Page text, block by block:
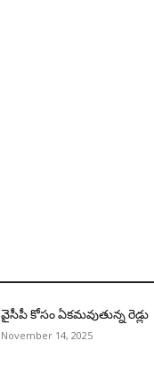
వైసీపీ కోసం ఏక‌మ‌వుతున్న రెడ్లు
November 14, 2025